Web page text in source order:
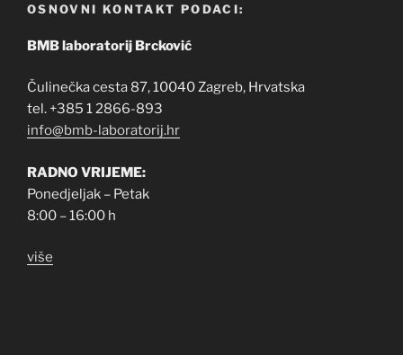
OSNOVNI KONTAKT PODACI:
BMB laboratorij Brcković
Čulinečka cesta 87, 10040 Zagreb, Hrvatska
tel. +385 1 2866-893
info@bmb-laboratorij.hr
RADNO VRIJEME:
Ponedjeljak – Petak
8:00 – 16:00 h
više